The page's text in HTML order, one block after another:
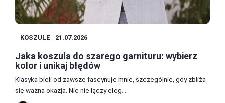
KOSZULE 21.07.2026
Jaka koszula do szarego garnituru: wybierz
kolor i unikaj błędów
Klasyka bieli od zawsze fascynuje mnie, szczególnie, gdy zbliża
się ważna okazja. Nic nie łączy eleg...